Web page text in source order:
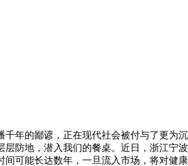
的鄙谚，正在现代社会被付与了更为
层防地，潜入我们的餐桌。近日，浙江
间可能长达数年，一旦流入市场，将对